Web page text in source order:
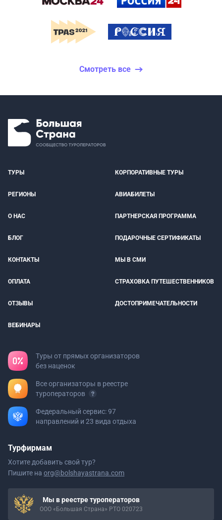
Смотреть все
ТУРЫ КОРПОРАТИВНЫЕ ТУРЫ
РЕГИОНЫ АВИАБИЛЕТЫ
О НАС ПАРТНЕРСКАЯ ПРОГРАММА
БЛОГ ПОДАРОЧНЫЕ СЕРТИФИКАТЫ
КОНТАКТЫ МЫ В СМИ
ОПЛАТА СТРАХОВКА ПУТЕШЕСТВЕННИКОВ
ОТЗЫВЫ ДОСТОПРИМЕЧАТЕЛЬНОСТИ
ВЕБИНАРЫ
Туры от прямых организаторов
без наценок
Все организаторы в реестре
туроператоров
Федеральный сервис: 97
направлений и 23 вида отдыха
Турфирмам
Хотите добавить свой тур?
Пишите на org@bolshayastrana.com
Мы в реестре туроператоров
ООО «Большая Страна» РТО 020723